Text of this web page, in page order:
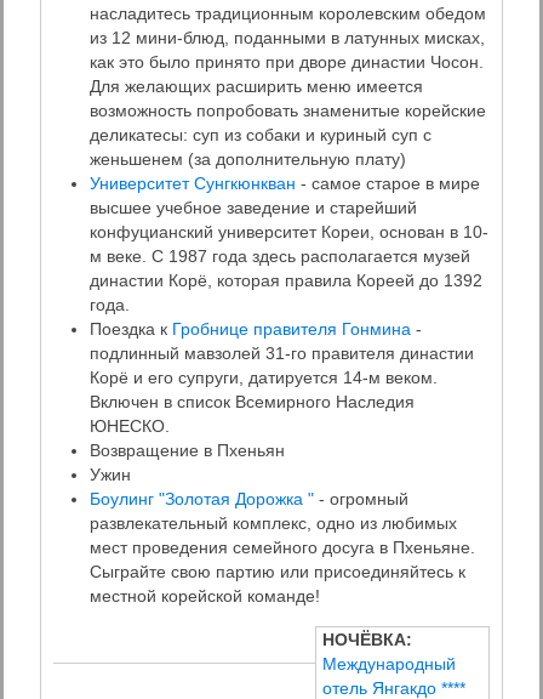
насладитесь традиционным королевским обедом
из 12 мини-блюд, поданными в латунных мисках,
как это было принято при дворе династии Чосон.
Для желающих расширить меню имеется
возможность попробовать знаменитые корейские
деликатесы: суп из собаки и куриный суп с
женьшенем (за дополнительную плату)
Университет Сунгкюнкван - самое старое в мире
высшее учебное заведение и старейший
конфуцианский университет Кореи, основан в 10-
м веке. С 1987 года здесь располагается музей
династии Корё, которая правила Кореей до 1392
года.
Поездка к Гробнице правителя Гонмина -
подлинный мавзолей 31-го правителя династии
Корё и его супруги, датируется 14-м веком.
Включен в список Всемирного Наследия
ЮНЕСКО.
Возвращение в Пхеньян
Ужин
Боулинг "Золотая Дорожка " - огромный
развлекательный комплекс, одно из любимых
мест проведения семейного досуга в Пхеньяне.
Сыграйте свою партию или присоединяйтесь к
местной корейской команде!
НОЧЁВКА:
Международный
отель Янгакдо ****